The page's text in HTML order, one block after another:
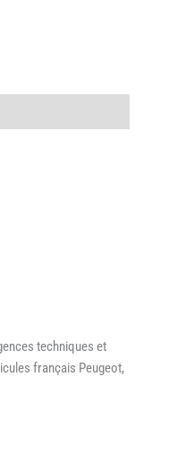
techniques et
français Peugeot,